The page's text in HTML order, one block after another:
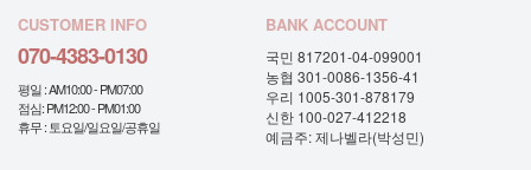
CUSTOMER INFO
070-4383-0130
평일 : AM10:00 - PM07:00
점심: PM12:00 - PM01:00
휴무 : 토요일/일요일/공휴일
BANK ACCOUNT
국민 817201-04-099001
농협 301-0086-1356-41
우리 1005-301-878179
신한 100-027-412218
예금주: 제나벨라(박성민)